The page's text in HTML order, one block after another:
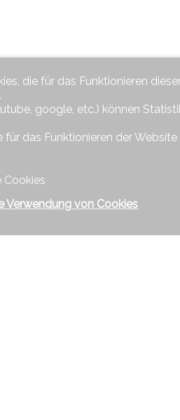
die für das Funktionieren
google, etc.) können
für das Funktionieren der
Cookies
Verwendung von Cookies